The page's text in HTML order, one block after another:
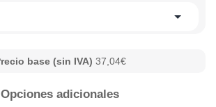
base (sin IVA) 37,04€
Opciones adicionales